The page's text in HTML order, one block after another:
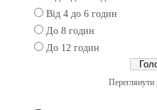
Від 4 до 6 годин
До 8 годин
До 12 годин
Переглянути